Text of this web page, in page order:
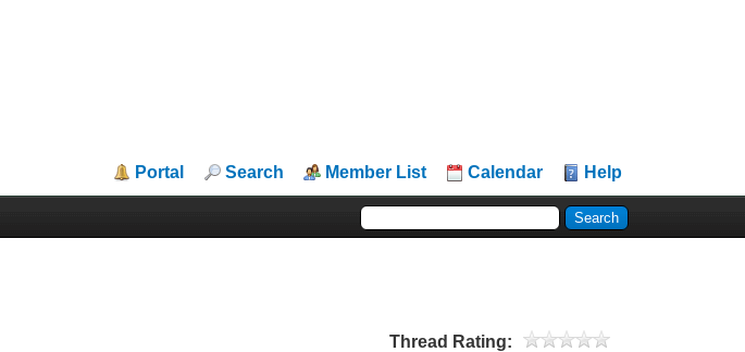
Portal Search Member List Calendar Help
Thread Rating: